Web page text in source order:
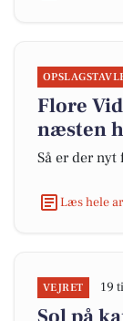
Flore
næsten
Så er der nyt
Læs hele
VEJRET 19